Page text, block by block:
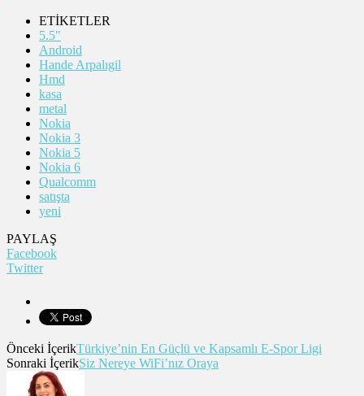
ETİKETLER
5.5"
Android
Hande Arpalıgil
Hmd
kasa
metal
Nokia
Nokia 3
Nokia 5
Nokia 6
Qualcomm
satışta
yeni
PAYLAŞ
Facebook
Twitter
Önceki İçerikTürkiye’nin En Güçlü ve Kapsamlı E-Spor Ligi
Sonraki İçerikSiz Nereye WiFi’nız Oraya